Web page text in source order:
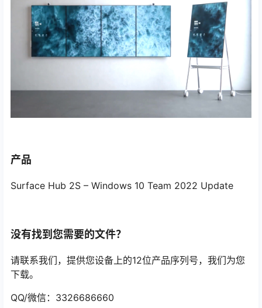
产品
Surface Hub 2S – Windows 10 Team 2022 Update
没有找到您需要的文件？
请联系我们，提供您设备上的12位产品序列号，我们为您
下载。
QQ/微信：3326686660